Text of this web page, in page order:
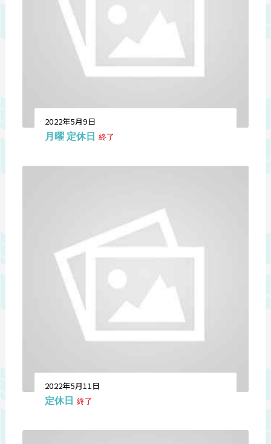
2022年5月9日
月曜 定休日 終了
2022年5月11日
定休日 終了